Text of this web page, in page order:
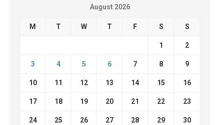
August 2026
M T W T F S S
1 2
3 4 5 6 7 8 9
10 11 12 13 14 15 16
17 18 19 20 21 22 23
24 25 26 27 28 29 30